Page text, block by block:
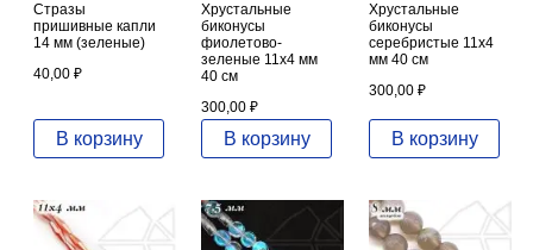
Стразы
пришивные капли
14 мм (зеленые)
40,00 ₽
В корзину
Хрустальные
биконусы
фиолетово-
зеленые 11х4 мм
40 см
300,00 ₽
В корзину
Хрустальные
биконусы
серебристые 11х4
мм 40 см
300,00 ₽
В корзину